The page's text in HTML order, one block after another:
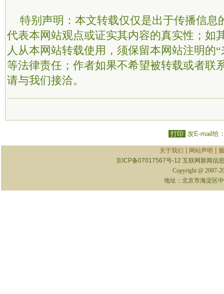
特别声明：本文转载仅仅是出于传播信息
代表本网站观点或证实其内容的真实性；如
人从本网站转载使用，须保留本网站注明的
等法律责任；作者如果不希望被转载或者联
请与我们接洽。
打印 发E-mail给
关于我们 网站声明
京ICP备07017567号-12 互联网新闻信
Copyright @ 2007-
地址：北京市海淀区